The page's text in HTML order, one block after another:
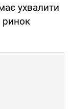
ухвалити
ринок